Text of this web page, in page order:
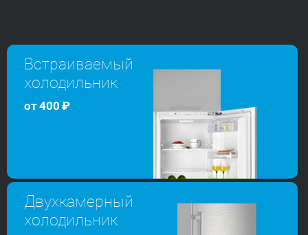
Встраиваемый
холодильник
от400 ₽
Двухкамерный
холодильник